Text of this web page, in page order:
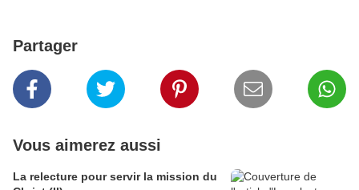
Partager
Vous aimerez aussi
La relecture pour servir la mission du